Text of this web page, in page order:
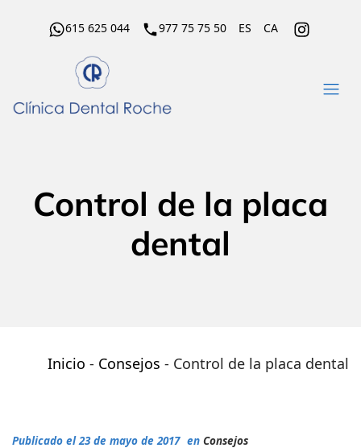
615 625 044 977 75 75 50 ES CA
Control de la placa
dental
Inicio - Consejos - Control de la placa dental
Publicado el 23 de mayo de 2017 en Consejos